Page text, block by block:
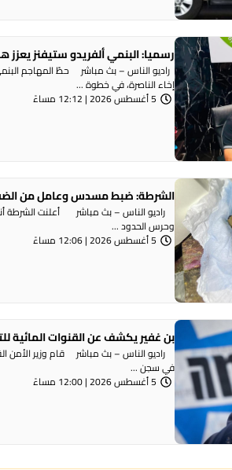
رسميا: البنمي ألفريدو ستيفنز يعزز
راديو الناس – بث مباشر حطّ المهاجم
إخاء الناصرة، في خطوة ...
5 أغسطس 2026 | 12:12 مساءً
الشرطة: ضبط مسدس وعامل من
وحرس الحدود ...
5 أغسطس 2026 | 12:06 مساءً
بن غفير يكشف عن القنوات
راديو الناس – بث مباشر قام وزير الأمن
في سجن ...
5 أغسطس 2026 | 12:00 مساءً